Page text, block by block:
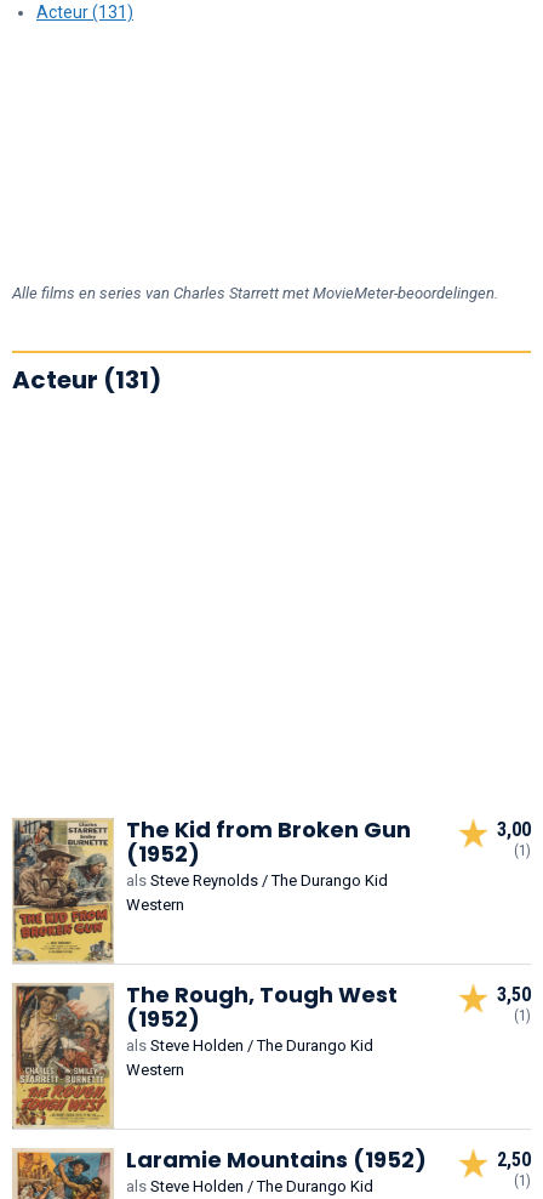
Acteur (131)
Alle films en series van Charles Starrett met MovieMeter-beoordelingen.
Acteur (131)
The Kid from Broken Gun
(1952)
als Steve Reynolds / The Durango Kid
Western
3,00
(1)
The Rough, Tough West
(1952)
als Steve Holden / The Durango Kid
Western
3,50
(1)
Laramie Mountains (1952)
als Steve Holden / The Durango Kid
2,50
(1)